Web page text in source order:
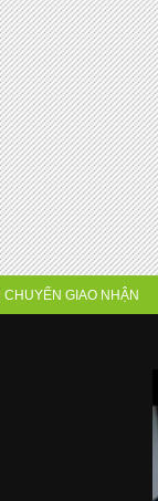
CHUYỂN GIAO NHẬN